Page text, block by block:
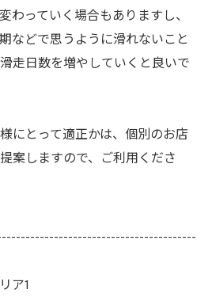
わっていく場合もありますし、
などで思うように滑れないこと
走日数を増やしていくと良いで
にとって適正かは、個別のお店
案しますので、ご利用くださ
ア1